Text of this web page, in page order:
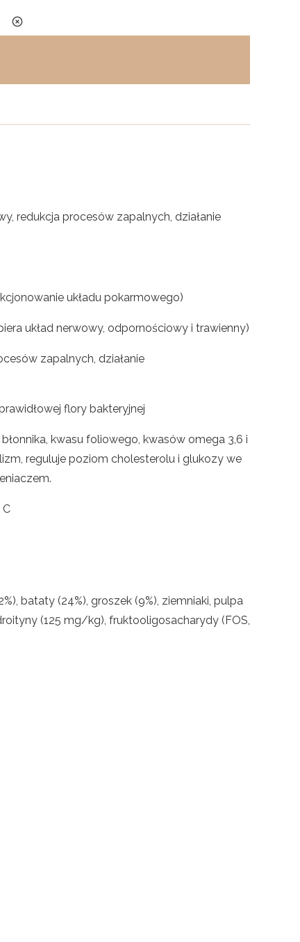
nie
redukcja procesów zapalnych, działanie
układu pokarmowego)
układ nerwowy, odpornościowy i trawienny)
zapalnych, działanie
flory bakteryjnej
kwasu foliowego, kwasów omega 3,6 i
reguluje poziom cholesterolu i glukozy we
C
bataty (24%), groszek (9%), ziemniaki, pulpa
(125 mg/kg), fruktooligosacharydy (FOS,